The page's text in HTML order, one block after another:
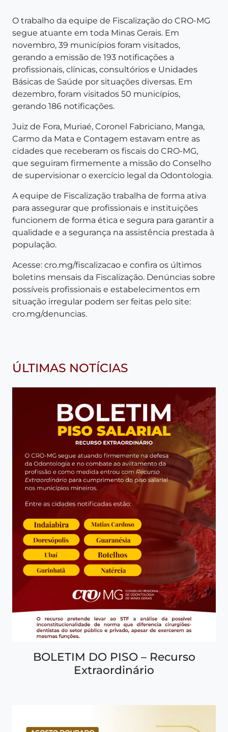
O trabalho da equipe de Fiscalização do CRO-MG
segue atuante em toda Minas Gerais. Em
novembro, 39 municípios foram visitados,
gerando a emissão de 193 notificações a
profissionais, clínicas, consultórios e Unidades
Básicas de Saúde por situações diversas. Em
dezembro, foram visitados 50 municípios,
gerando 186 notificações.
Juiz de Fora, Muriaé, Coronel Fabriciano, Manga,
Carmo da Mata e Contagem estavam entre as
cidades que receberam os fiscais do CRO-MG,
que seguiram firmemente a missão do Conselho
de supervisionar o exercício legal da Odontologia.
A equipe de Fiscalização trabalha de forma ativa
para assegurar que profissionais e instituições
funcionem de forma ética e segura para garantir a
qualidade e a segurança na assistência prestada à
população.
Acesse: cro.mg/fiscalizacao e confira os últimos
boletins mensais da Fiscalização. Denúncias sobre
possíveis profissionais e estabelecimentos em
situação irregular podem ser feitas pelo site:
cro.mg/denuncias.
ÚLTIMAS NOTÍCIAS
BOLETIM DO PISO – Recurso
Extraordinário